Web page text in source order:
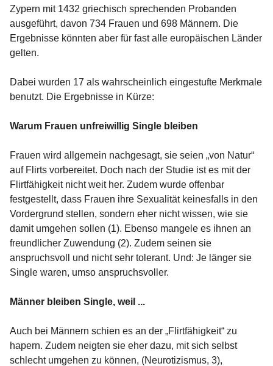
Zypern mit 1432 griechisch sprechenden Probanden
ausgeführt, davon 734 Frauen und 698 Männern. Die
Ergebnisse könnten aber für fast alle europäischen Länder
gelten.
Dabei wurden 17 als wahrscheinlich eingestufte Merkmale
benutzt. Die Ergebnisse in Kürze:
Warum Frauen unfreiwillig Single bleiben
Frauen wird allgemein nachgesagt, sie seien „von Natur“
auf Flirts vorbereitet. Doch nach der Studie ist es mit der
Flirtfähigkeit nicht weit her. Zudem wurde offenbar
festgestellt, dass Frauen ihre Sexualität keinesfalls in den
Vordergrund stellen, sondern eher nicht wissen, wie sie
damit umgehen sollen (1). Ebenso mangele es ihnen an
freundlicher Zuwendung (2). Zudem seinen sie
anspruchsvoll und nicht sehr tolerant. Und: Je länger sie
Single waren, umso anspruchsvoller.
Männer bleiben Single, weil ...
Auch bei Männern schien es an der „Flirtfähigkeit“ zu
hapern. Zudem neigten sie eher dazu, mit sich selbst
schlecht umgehen zu können, (Neurotizismus, 3),